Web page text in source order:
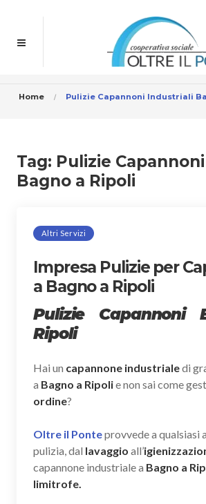
Home Pulizie Capannoni Industriali
Tag: Pulizie
Bagno a Ripoli
Altri Servizi
Impresa Pulizie per
a Bagno a Ripoli
Pulizie Capannoni
Ripoli
Hai un capannone industrialedi
a Bagno a Ripolie non sai come
ordine?
Oltre il Ponteprovvede a qualsiasi
pulizia, dal lavaggio all’
capannone industriale a Bagno a
limitrofe.